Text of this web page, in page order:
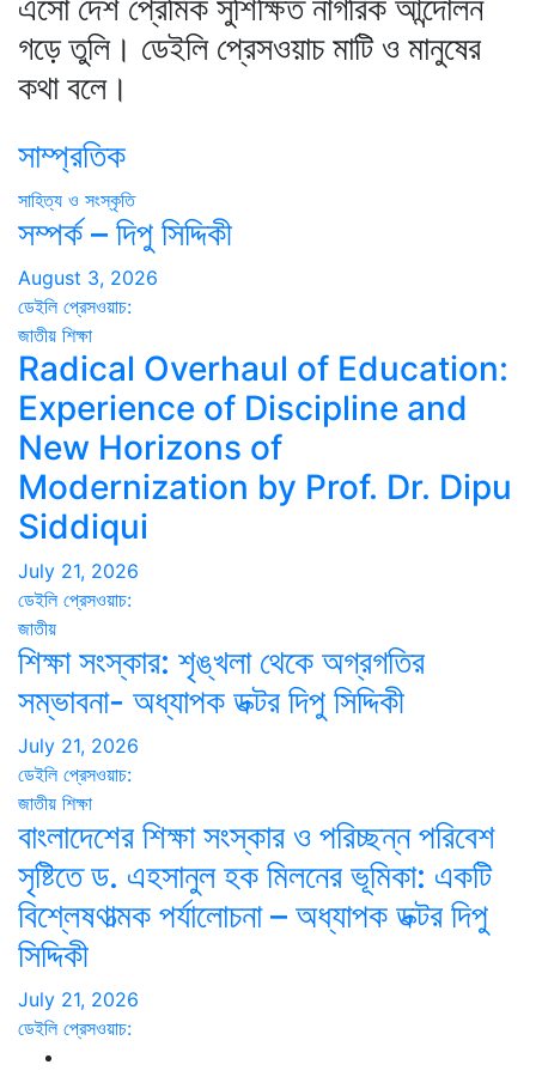
এসো দেশ প্রেমিক সুশিক্ষিত নাগরিক আন্দোলন
গড়ে তুলি। ডেইলি প্রেসওয়াচ মাটি ও মানুষের
কথা বলে।
সাম্প্রতিক
সাহিত্য ও সংস্কৃতি
সম্পর্ক – দিপু সিদ্দিকী
August 3, 2026
ডেইলি প্রেসওয়াচ:
জাতীয় শিক্ষা
Radical Overhaul of Education:
Experience of Discipline and
New Horizons of
Modernization by Prof. Dr. Dipu
Siddiqui
July 21, 2026
ডেইলি প্রেসওয়াচ:
জাতীয়
শিক্ষা সংস্কার: শৃঙ্খলা থেকে অগ্রগতির
সম্ভাবনা- অধ্যাপক ডক্টর দিপু সিদ্দিকী
July 21, 2026
ডেইলি প্রেসওয়াচ:
জাতীয় শিক্ষা
বাংলাদেশের শিক্ষা সংস্কার ও পরিচ্ছন্ন পরিবেশ
সৃষ্টিতে ড. এহসানুল হক মিলনের ভূমিকা: একটি
বিশ্লেষণাত্মক পর্যালোচনা – অধ্যাপক ডক্টর দিপু
সিদ্দিকী
July 21, 2026
ডেইলি প্রেসওয়াচ: